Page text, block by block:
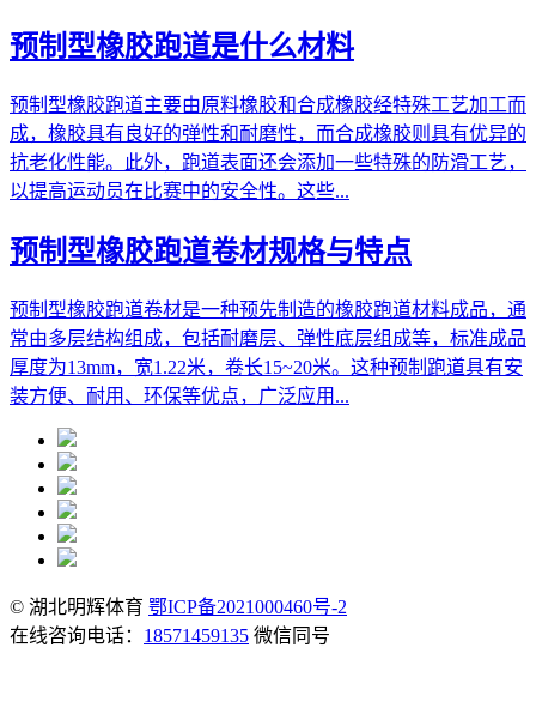
预制型橡胶跑道是什么材料
预制型橡胶跑道主要由原料橡胶和合成橡胶经特殊工艺加工而
成，橡胶具有良好的弹性和耐磨性，而合成橡胶则具有优异的
抗老化性能。此外，跑道表面还会添加一些特殊的防滑工艺，
以提高运动员在比赛中的安全性。这些...
预制型橡胶跑道卷材规格与特点
预制型橡胶跑道卷材是一种预先制造的橡胶跑道材料成品，通
常由多层结构组成，包括耐磨层、弹性底层组成等，标准成品
厚度为13mm，宽1.22米，卷长15~20米。这种预制跑道具有安
装方便、耐用、环保等优点，广泛应用...
© 湖北明辉体育 鄂ICP备2021000460号-2
在线咨询电话： 18571459135 微信同号